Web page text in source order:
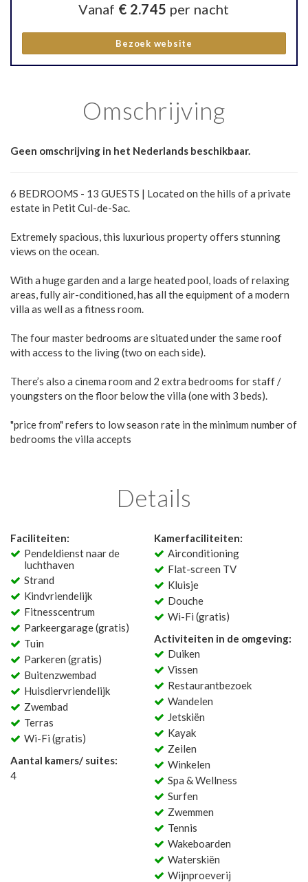
Vanaf € 2.745 per nacht
Bezoek website
Omschrijving
Geen omschrijving in het Nederlands beschikbaar.
6 BEDROOMS - 13 GUESTS | Located on the hills of a private
estate in Petit Cul-de-Sac.
Extremely spacious, this luxurious property offers stunning
views on the ocean.
With a huge garden and a large heated pool, loads of relaxing
areas, fully air-conditioned, has all the equipment of a modern
villa as well as a fitness room.
The four master bedrooms are situated under the same roof
with access to the living (two on each side).
There’s also a cinema room and 2 extra bedrooms for staff /
youngsters on the floor below the villa (one with 3 beds).
"price from" refers to low season rate in the minimum number of
bedrooms the villa accepts
Details
Faciliteiten:
Pendeldienst naar de
luchthaven
Strand
Kindvriendelijk
Fitnesscentrum
Parkeergarage (gratis)
Tuin
Parkeren (gratis)
Buitenzwembad
Huisdiervriendelijk
Zwembad
Terras
Wi-Fi (gratis)
Aantal kamers/ suites:
4
Kamerfaciliteiten:
Airconditioning
Flat-screen TV
Kluisje
Douche
Wi-Fi (gratis)
Activiteiten in de omgeving:
Duiken
Vissen
Restaurantbezoek
Wandelen
Jetskiën
Kayak
Zeilen
Winkelen
Spa & Wellness
Surfen
Zwemmen
Tennis
Wakeboarden
Waterskiën
Wijnproeverij